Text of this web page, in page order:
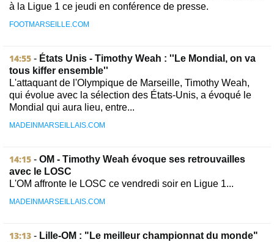
à la Ligue 1 ce jeudi en conférence de presse.
FOOTMARSEILLE.COM
14:55 - États Unis - Timothy Weah : ''Le Mondial, on va
tous kiffer ensemble''
L'attaquant de l'Olympique de Marseille, Timothy Weah,
qui évolue avec la sélection des États-Unis, a évoqué le
Mondial qui aura lieu, entre...
MADEINMARSEILLAIS.COM
14:15 - OM - Timothy Weah évoque ses retrouvailles
avec le LOSC
L'OM affronte le LOSC ce vendredi soir en Ligue 1...
MADEINMARSEILLAIS.COM
13:13 - Lille-OM : "Le meilleur championnat du monde"